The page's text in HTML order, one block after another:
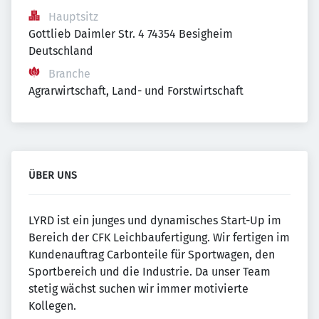
Hauptsitz
Gottlieb Daimler Str. 4 74354 Besigheim
Deutschland
Branche
Agrarwirtschaft, Land- und Forstwirtschaft
ÜBER UNS
LYRD ist ein junges und dynamisches Start-Up im
Bereich der CFK Leichbaufertigung. Wir fertigen im
Kundenauftrag Carbonteile für Sportwagen, den
Sportbereich und die Industrie. Da unser Team
stetig wächst suchen wir immer motivierte
Kollegen.